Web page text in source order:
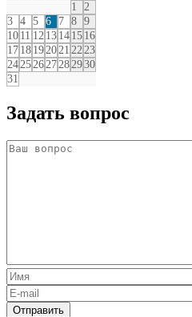
1
2
3 4 5 6 7 8 9
10 11 12 13 14 15 16
17 18 192021 2223
24252627282930
31
Задать вопрос